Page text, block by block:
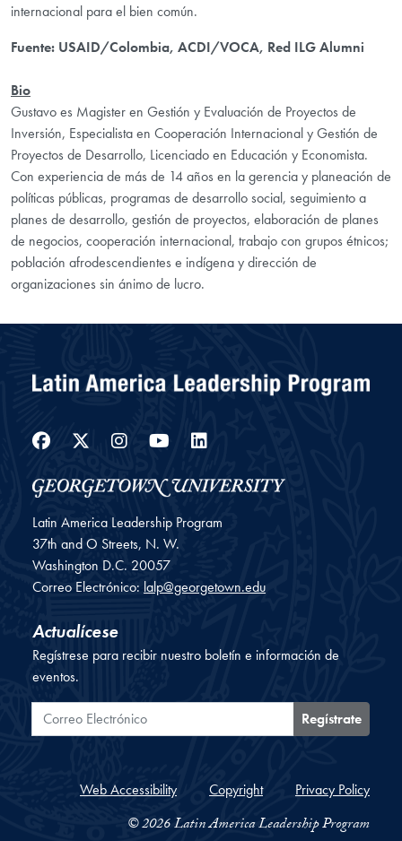
internacional para el bien común.
Fuente: USAID/Colombia, ACDI/VOCA, Red ILG Alumni
Bio
Gustavo es Magister en Gestión y Evaluación de Proyectos de
Inversión, Especialista en Cooperación Internacional y Gestión de
Proyectos de Desarrollo, Licenciado en Educación y Economista.
Con experiencia de más de 14 años en la gerencia y planeación de
políticas públicas, programas de desarrollo social, seguimiento a
planes de desarrollo, gestión de proyectos, elaboración de planes
de negocios, cooperación internacional, trabajo con grupos étnicos;
población afrodescendientes e indígena y dirección de
organizaciones sin ánimo de lucro.
Facebook
Twitter
Instagram
YouTube
LinkedIn
Latin America Leadership Program
37th and O Streets, N. W.
Washington D.C. 20057
Correo Electrónico: lalp@georgetown.edu
Actualícese
Regístrese para recibir nuestro boletín e información de
eventos.
Correo Electrónico
Regístrate
Web Accessibility Copyright Privacy Policy
© 2026 Latin America Leadership Program